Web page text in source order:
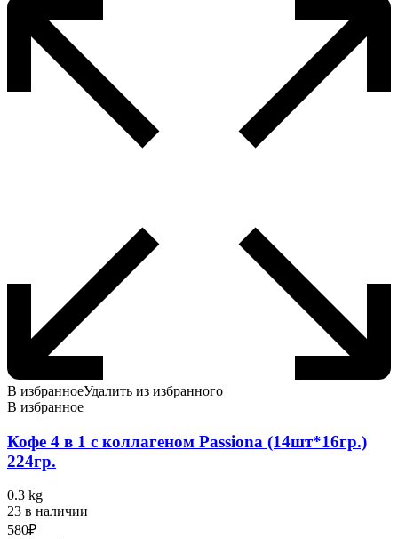
В избранноеУдалить из избранного
В избранное
Кофе 4 в 1 с коллагеном Passiona (14шт*16гр.)
224гр.
0.3 kg
23 в наличии
580₽